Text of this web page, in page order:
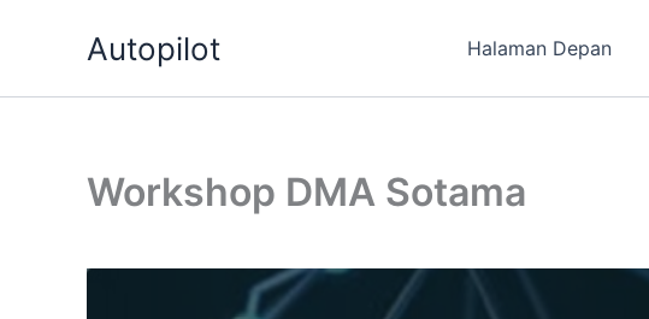
Autopilot Halaman Depan
Workshop DMA Sotama